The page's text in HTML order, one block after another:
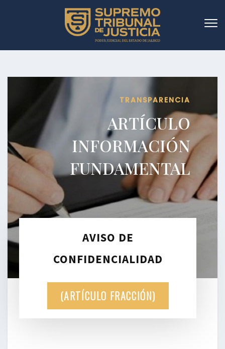
TRANSPARENCIA
ARTÍCULO
INFORMACIÓN
FUNDAMENTAL
Fracción
AVISO DE
CONFIDENCIALIDAD
(ARTÍCULO FRACCIÓN)